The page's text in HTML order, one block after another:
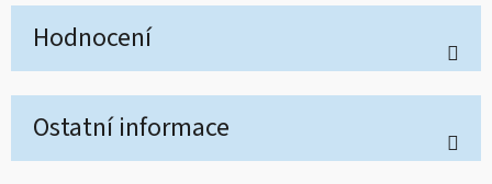
Hodnocení
Ostatní informace